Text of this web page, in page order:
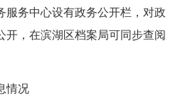
服务中心设有政务公开栏，对政
开，在滨湖区档案局可同步查阅
情况